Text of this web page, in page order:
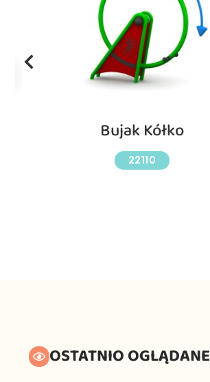
Bujak Kółko
22110
OSTATNIO OGLĄDANE